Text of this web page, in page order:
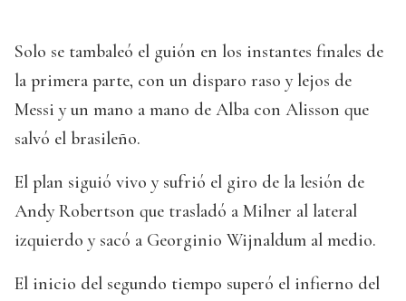
Solo se tambaleó el guión en los instantes finales de
la primera parte, con un disparo raso y lejos de
Messi y un mano a mano de Alba con Alisson que
salvó el brasileño.
El plan siguió vivo y sufrió el giro de la lesión de
Andy Robertson que trasladó a Milner al lateral
izquierdo y sacó a Georginio Wijnaldum al medio.
El inicio del segundo tiempo superó el infierno del